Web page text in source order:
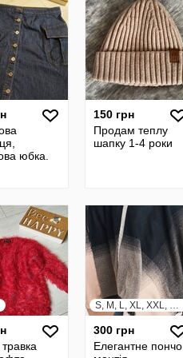
юбка.
150 грн
Продам теплу
шапку 1-4 роки
S, M, L, XL, XXL, XXXL
300 грн
Елегантне пончо